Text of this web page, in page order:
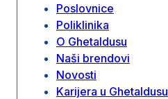
Poslovnice
Poliklinika
O Ghetaldusu
Naši brendovi
Novosti
Karijera u Ghetaldusu